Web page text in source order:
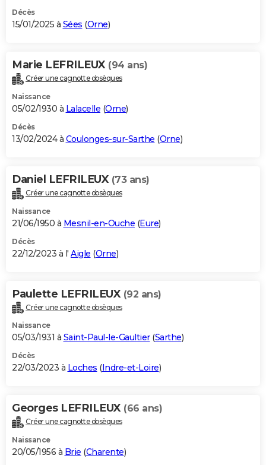
S'inscrire
Se connecter
Lycées
Collèges
Primaires
Universités
Entreprises
Service militaire
Avis de recherche
AVIS DE DÉCÈS
Bricolage
Lifestyle
Culture
Sport
Auto
Television
Voyage
Cinema
Décès
15/01/2025 à Sées (Orne)
Marie LEFRILEUX (94 ans)
Créer une cagnotte obsèques
Naissance
05/02/1930 à Lalacelle (Orne)
Décès
13/02/2024 à Coulonges-sur-Sarthe (Orne)
Daniel LEFRILEUX (73 ans)
Créer une cagnotte obsèques
Naissance
21/06/1950 à Mesnil-en-Ouche (Eure)
Décès
22/12/2023 à l' Aigle (Orne)
Paulette LEFRILEUX (92 ans)
Créer une cagnotte obsèques
Naissance
05/03/1931 à Saint-Paul-le-Gaultier(Sarthe)
Décès
22/03/2023 à Loches (Indre-et-Loire)
Georges LEFRILEUX (66 ans)
Créer une cagnotte obsèques
Naissance
20/05/1956 à Brie (Charente)